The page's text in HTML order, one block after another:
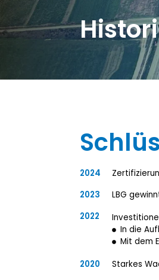
2024
2023
LBG
2022
In die
Mit dem
2020
Starkes